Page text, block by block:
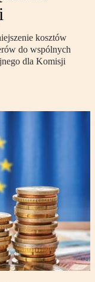
kosztów
do wspólnych
dla Komisji